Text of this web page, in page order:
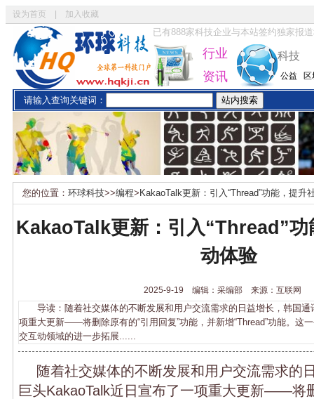
设为首页 加入收藏
已有888家科技企业与本站签约独家报
行业
资讯
科技
公益
请输入查询关键词：
您的位置： 环球科技>>编程> KakaoTalk更新：引入“Thread”功能，提升
KakaoTalk更新：引入“Thread”功
动体验
2025-9-19 编辑：采编部 来源：互联网
导读：随着社交媒体的不断发展和用户交流需求的日益增长，韩国通
项重大更新——将删除原有的“引用回复”功能，并新增“Thread”功能。这
交互动领域的进一步拓展......
随着社交媒体的不断发展和用户交流需求的
巨头KakaoTalk近日宣布了一项重大更新——将